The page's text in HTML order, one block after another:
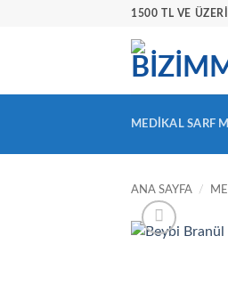
1500 TL VE
MEDIKAL SARF
ANA SAYFA /